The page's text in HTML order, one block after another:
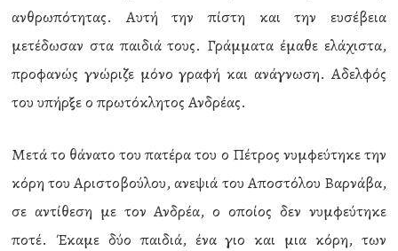
ανθρωπότητας. Αυτή την πίστη και την ευσέβεια
μετέδωσαν στα παιδιά τους. Γράμματα έμαθε ελάχιστα,
προφανώς γνώριζε μόνο γραφή και ανάγνωση. Αδελφός
του υπήρξε ο πρωτόκλητος Ανδρέας.
Μετά το θάνατο του πατέρα του ο Πέτρος νυμφεύτηκε την
κόρη του Αριστοβούλου, ανεψιά του Αποστόλου Βαρνάβα,
σε αντίθεση με τον Ανδρέα, ο οποίος δεν νυμφεύτηκε
ποτέ. Έκαμε δύο παιδιά, ένα γιο και μια κόρη, των